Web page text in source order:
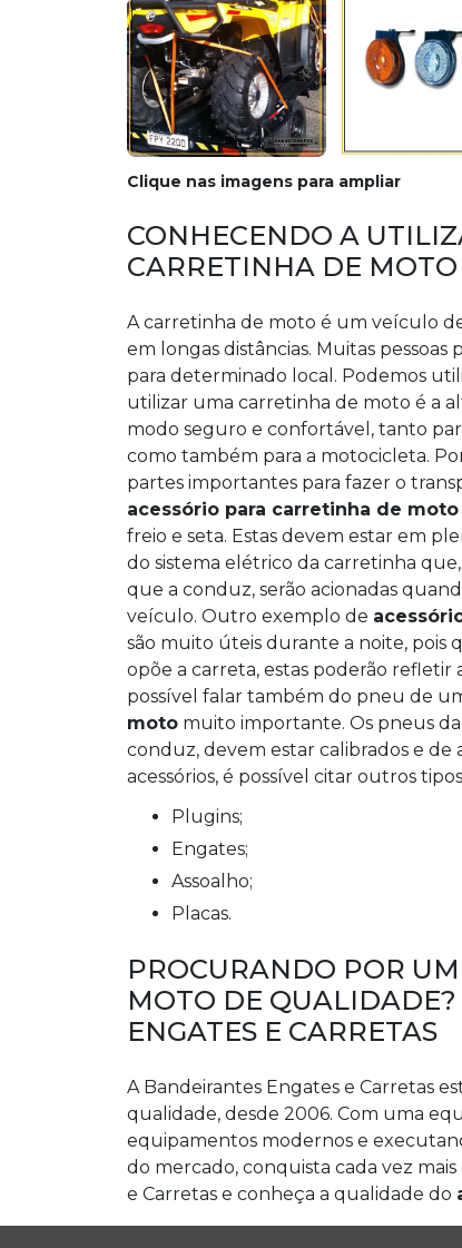
Clique nas imagens para ampliar
CONHECENDO A
CARRETINHA DE MOTO
A carretinha de moto é um veículo
em longas distâncias. Muitas
para determinado local. Podemos
utilizar uma carretinha de moto é a
modo seguro e confortável, tanto
como também para a motocicleta.
partes importantes para fazer o
acessório para carretinha de moto
freio e seta. Estas devem estar em
do sistema elétrico da carretinha
que a conduz, serão acionadas
veículo. Outro exemplo de
são muito úteis durante a noite,
opõe a carreta, estas poderão
possível falar também do pneu de
moto muito importante. Os pneus
conduz, devem estar calibrados e de
acessórios, é possível citar outros
Plugins;
Engates;
Assoalho;
Placas.
PROCURANDO POR
MOTO DE
ENGATES E CARRETAS
A Bandeirantes Engates e Carretas
qualidade, desde 2006. Com uma
equipamentos modernos e
do mercado, conquista cada vez
e Carretas e conheça a qualidade do